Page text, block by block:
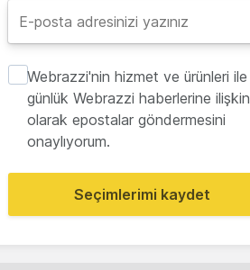
Webrazzi'nin hizmet ve ürünleri ile
günlük Webrazzi haberlerine ilişkin
olarak epostalar göndermesini
onaylıyorum.
Seçimlerimi kaydet